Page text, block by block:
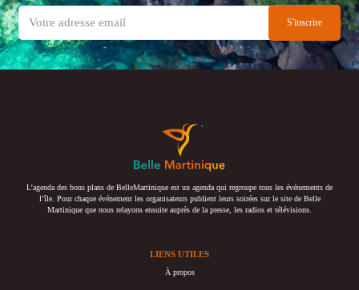
L’agenda des bons plans de BelleMartinique est un agenda qui regroupe tous les événements de
l’île. Pour chaque événement les organisateurs publient leurs soirées sur le site de Belle
Martinique que nous relayons ensuite auprès de la presse, les radios et télévisions.
LIENS UTILES
À propos